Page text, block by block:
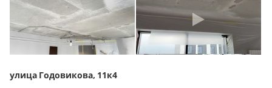
улица Годовикова, 11к4